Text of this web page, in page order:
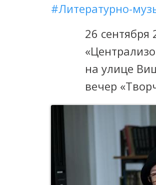
Литературно-
26
на улице
вечер